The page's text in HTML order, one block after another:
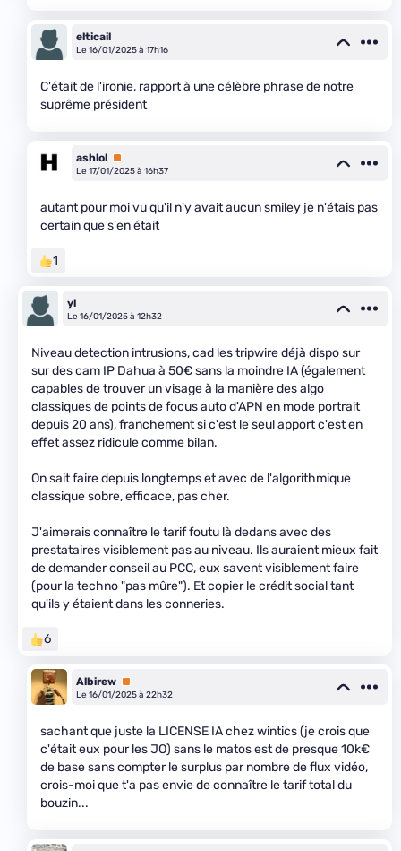
elticail
Le 16/01/2025 à 17h16
C'était de l'ironie, rapport à une célèbre phrase de notre
suprême président
ashlol Premium
Le 17/01/2025 à 16h37
autant pour moi vu qu'il n'y avait aucun smiley je n'étais pas
certain que s'en était
1
yl
Le 16/01/2025 à 12h32
Niveau detection intrusions, cad les tripwire déjà dispo sur
sur des cam IP Dahua à 50€ sans la moindre IA (également
capables de trouver un visage à la manière des algo
classiques de points de focus auto d'APN en mode portrait
depuis 20 ans), franchement si c'est le seul apport c'est en
effet assez ridicule comme bilan.
On sait faire depuis longtemps et avec de l'algorithmique
classique sobre, efficace, pas cher.
J'aimerais connaître le tarif foutu là dedans avec des
prestataires visiblement pas au niveau. Ils auraient mieux fait
de demander conseil au PCC, eux savent visiblement faire
(pour la techno "pas mûre"). Et copier le crédit social tant
qu'ils y étaient dans les conneries.
6
Albirew Premium
Le 16/01/2025 à 22h32
sachant que juste la LICENSE IA chez wintics (je crois que
c'était eux pour les JO) sans le matos est de presque 10k€
de base sans compter le surplus par nombre de flux vidéo,
crois-moi que t'a pas envie de connaître le tarif total du
bouzin...